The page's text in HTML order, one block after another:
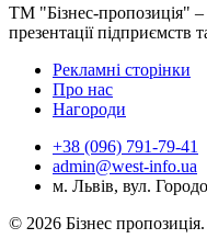
ТМ "Бізнес-пропозиція" –
презентації підприємств
Рекламні сторінки
Про нас
Нагороди
+38 (096) 791-79-41
admin@west-info.ua
м. Львів, вул.
© 2026 Бізнес